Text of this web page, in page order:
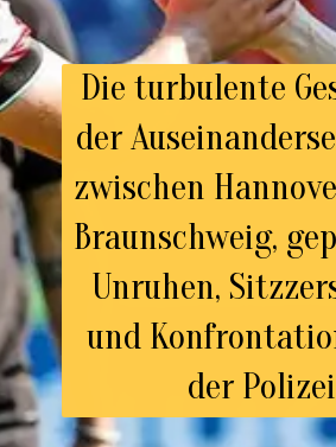
Die turbulente
der
zwischen
Braunschweig,
Unruhen,
und
der